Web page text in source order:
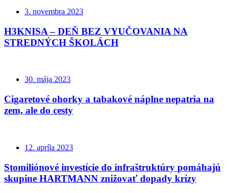
3. novembra 2023
H3KNISA – DEŇ BEZ VYUČOVANIA NA
STREDNÝCH ŠKOLÁCH
30. mája 2023
Cigaretové ohorky a tabakové náplne nepatria na
zem, ale do cesty
12. apríla 2023
Stomiliónové investície do infraštruktúry pomáhajú
skupine HARTMANN znižovať dopady krízy